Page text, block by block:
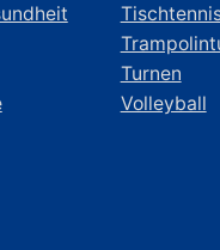
Turnen
Volleyball